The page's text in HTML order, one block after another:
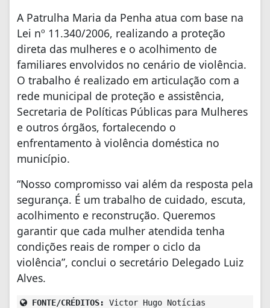
A Patrulha Maria da Penha atua com base na
Lei nº 11.340/2006, realizando a proteção
direta das mulheres e o acolhimento de
familiares envolvidos no cenário de violência.
O trabalho é realizado em articulação com a
rede municipal de proteção e assistência,
Secretaria de Políticas Públicas para Mulheres
e outros órgãos, fortalecendo o
enfrentamento à violência doméstica no
município.
“Nosso compromisso vai além da resposta pela
segurança. É um trabalho de cuidado, escuta,
acolhimento e reconstrução. Queremos
garantir que cada mulher atendida tenha
condições reais de romper o ciclo da
violência”, conclui o secretário Delegado Luiz
Alves.
FONTE/CRÉDITOS: Victor Hugo Notícias